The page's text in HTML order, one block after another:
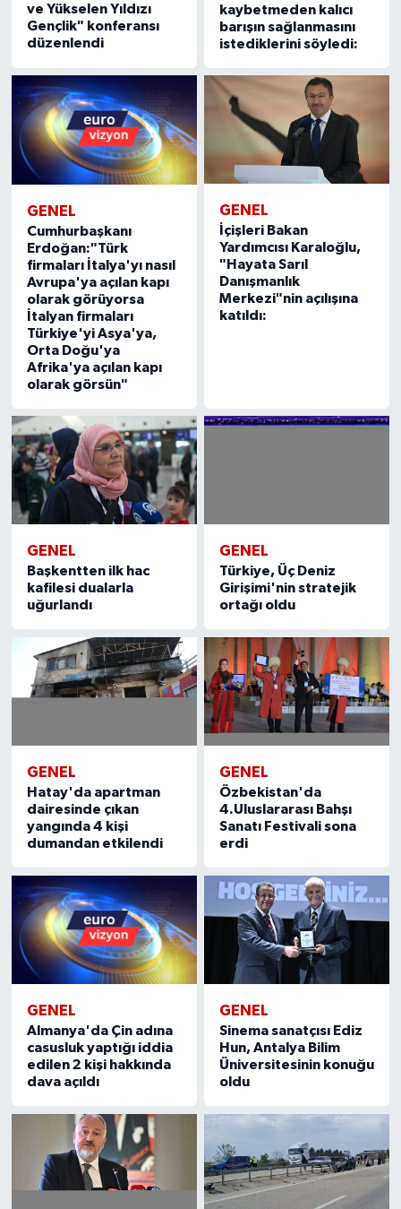
ve Yükselen Yıldızı
Gençlik" konferansı
düzenlendi
kaybetmeden kalıcı
barışın sağlanmasını
istediklerini söyledi:
GENEL
Cumhurbaşkanı
Erdoğan:"Türk
firmaları İtalya'yı nasıl
Avrupa'ya açılan kapı
olarak görüyorsa
İtalyan firmaları
Türkiye'yi Asya'ya,
Orta Doğu'ya
Afrika'ya açılan kapı
olarak görsün"
GENEL
İçişleri Bakan
Yardımcısı Karaloğlu,
"Hayata Sarıl
Danışmanlık
Merkezi"nin açılışına
katıldı:
GENEL
Başkentten ilk hac
kafilesi dualarla
uğurlandı
GENEL
Türkiye, Üç Deniz
Girişimi'nin stratejik
ortağı oldu
GENEL
Hatay'da apartman
dairesinde çıkan
yangında 4 kişi
dumandan etkilendi
GENEL
Özbekistan'da
4.Uluslararası Bahşı
Sanatı Festivali sona
erdi
GENEL
Almanya'da Çin adına
casusluk yaptığı iddia
edilen 2 kişi hakkında
dava açıldı
GENEL
Sinema sanatçısı Ediz
Hun, Antalya Bilim
Üniversitesinin konuğu
oldu